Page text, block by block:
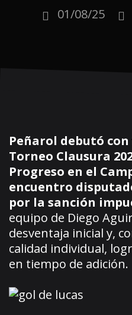
01/08/25
Peñarol debutó
Torneo Clausura
Progreso en el
encuentro
por la sanción
equipo de Diego
desventaja inicial y,
calidad individual,
en tiempo de adición.